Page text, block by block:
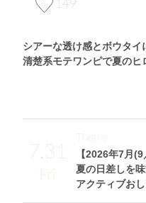
149
シアーな透け感とボウタイ
清楚系モテワンピで夏の
7.31
Fri
【2026年7月(9
夏の日差しを
アクティブお
Theme